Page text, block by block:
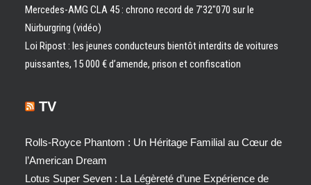
Mercedes-AMG CLA 45 : chrono record de 7’32″070 sur le
Nürburgring (vidéo)
Loi Ripost : les jeunes conducteurs bientôt interdits de voitures
puissantes, 15 000 € d’amende, prison et confiscation
TV
Rolls-Royce Phantom : Un Héritage Familial au Cœur de
l’American Dream
Lotus Super Seven : La Légèreté d’une Expérience de